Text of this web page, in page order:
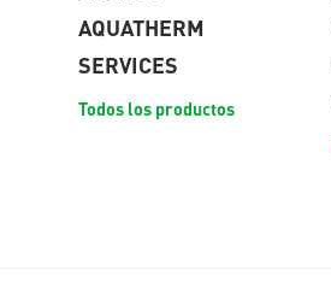
AQUATHERM
SERVICES
Todos los productos